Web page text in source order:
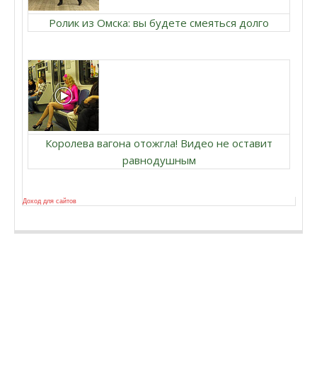
Ролик из Омска: вы будете смеяться долго
Королева вагона отожгла! Видео не оставит
равнодушным
Доход для сайтов